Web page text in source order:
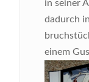
in seiner
dadurch
einem